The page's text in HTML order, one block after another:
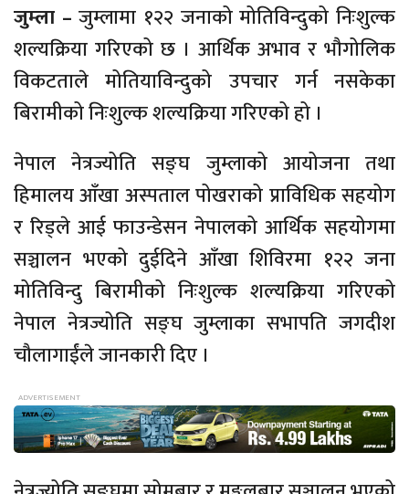
जुम्ला –जुम्लामा १२२ जनाको मोतिविन्दुको निःशुल्क
शल्यक्रिया गरिएको छ । आर्थिक अभाव र भौगोलिक
विकटताले मोतियाविन्दुको उपचार गर्न नसकेका
बिरामीको निःशुल्क शल्यक्रिया गरिएको हो ।
नेपाल नेत्रज्योति सङ्घ जुम्लाको आयोजना तथा
हिमालय आँखा अस्पताल पोखराको प्राविधिक सहयोग
र रिड्ले आई फाउन्डेसन नेपालको आर्थिक सहयोगमा
सञ्चालन भएको दुईदिने आँखा शिविरमा १२२ जना
मोतिविन्दु बिरामीको निःशुल्क शल्यक्रिया गरिएको
नेपाल नेत्रज्योति सङ्घ जुम्लाका सभापति जगदीश
चौलागाईंले जानकारी दिए ।